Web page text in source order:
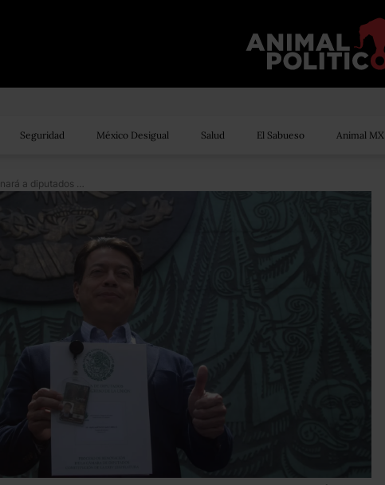
Seguridad México Desigual Salud El Sabueso Animal MX
Mario Delgado coordinará a diputados de Morena; Muñoz Ledo presidirá la Mesa Directiva